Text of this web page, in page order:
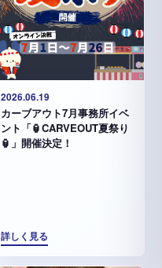
2026.06.19
カーブアウト7月事務所イベ
ント「🏮CARVEOUT夏祭り
🏮」開催決定！
詳しく見る